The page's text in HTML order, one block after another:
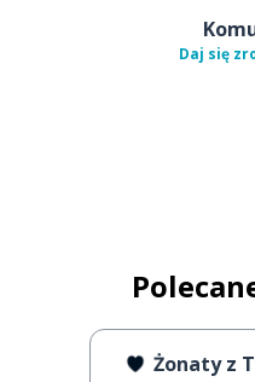
Daj się
Żonaty z